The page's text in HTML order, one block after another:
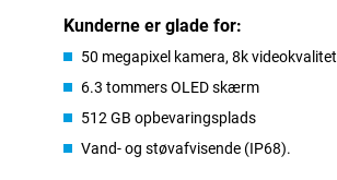
Kunderne er glade for:
50 megapixel kamera, 8k videokvalitet
6.3 tommers OLED skærm
512 GB opbevaringsplads
Vand- og støvafvisende (IP68).